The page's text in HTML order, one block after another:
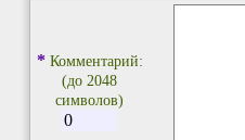
* Комментарий:
(до 2048
символов)